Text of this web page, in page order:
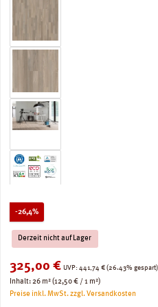
-26,4%Rabatt
Derzeit nicht auf Lager
Verkaufspreis:
325,00 € UVP: Regulärer Preis:
441,74 € (26.43% gespart)
Inhalt:26 m²(12,50 € / 1 m²)
Preise inkl. MwSt. zzgl. Versandkosten